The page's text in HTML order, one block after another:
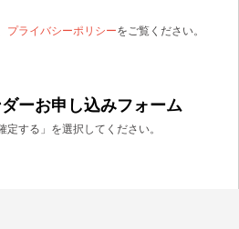
プライバシーポリシーをご覧ください。
ーお申し込みフォーム
する」を選択してください。